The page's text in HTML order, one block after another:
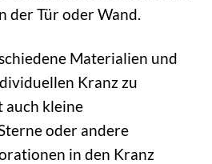
der Tür oder Wand.
Materialien und
Kranz zu
auch kleine
oder andere
in den Kranz